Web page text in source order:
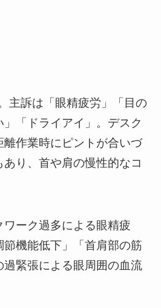
訴は「眼精疲労」「目の
」「ドライアイ」。デスク
離作業時にピントが合いづ
あり、首や肩の慢性的なコ
ーク過多による眼精疲
機能低下」「首肩部の筋
過緊張による眼周囲の血流